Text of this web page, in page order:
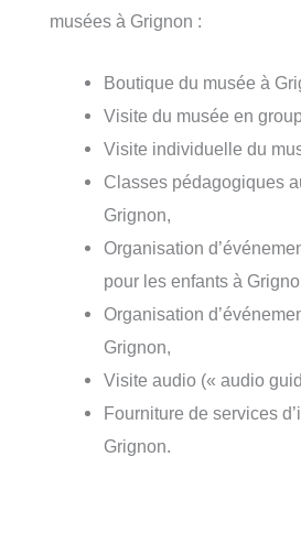
musées à Grignon :
Boutique du musée à
Visite du musée en
Visite individuelle du
Classes pédagogiques
Grignon,
Organisation
pour les enfants à
Organisation
Grignon,
Visite audio (« audio
Fourniture de services
Grignon.